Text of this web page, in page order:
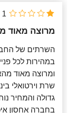
עברית x
החדש ביותר
מרוצה מאוד
השרתים של
ומרוצה מאוד
שרת וירטואלי
גדולה והמחיר
בחברה אחסון
1